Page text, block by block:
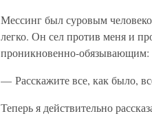
Мессинг был суровым
легко. Он сел против меня и
проникновенно-обязывающим:
— Расскажите все, как было,
Теперь я действительно